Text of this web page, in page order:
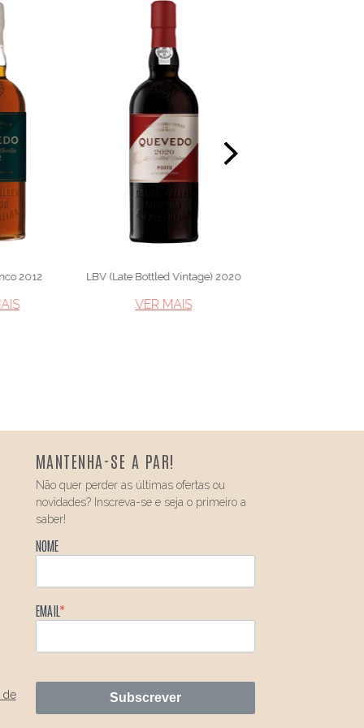
2012 LBV (Late Bottled Vintage) 2020
VER MAIS​
de
MANTENHA-SE A PAR!
Não quer perder as últimas ofertas ou
novidades? Inscreva-se e seja o primeiro a
saber!
NOME
EMAIL
Subscrever